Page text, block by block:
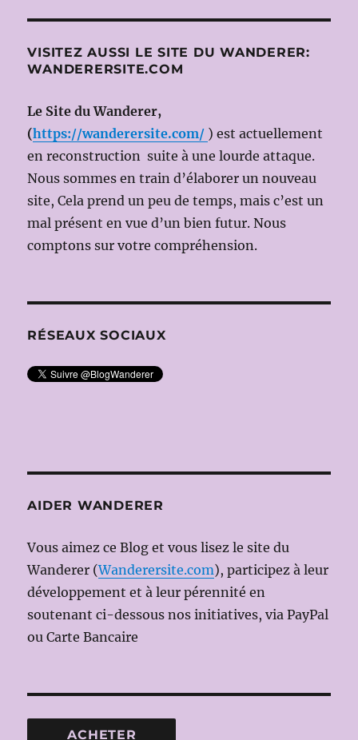
VISITEZ AUSSI LE SITE DU WANDERER:
WANDERERSITE.COM
Le Site du Wanderer,
(https://wanderersite.com/ ) est actuellement
en reconstruction suite à une lourde attaque.
Nous sommes en train d’élaborer un nouveau
site, Cela prend un peu de temps, mais c’est un
mal présent en vue d’un bien futur. Nous
comptons sur votre compréhension.
RÉSEAUX SOCIAUX
AIDER WANDERER
Vous aimez ce Blog et vous lisez le site du
Wanderer (Wanderersite.com), participez à leur
développement et à leur pérennité en
soutenant ci-dessous nos initiatives, via PayPal
ou Carte Bancaire